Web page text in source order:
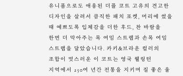
유니폼으로도 애용된 더플 코트 고유의 견고한
디자인을 살려서 큼직한 패치 포켓, 머리에 썼을
때 예쁘도록 입체감을 더한 후드, 찬 바람을
한번 더 막아주는 목 여밈 스트랩과 손목 여밈
스트랩을 달았습니다. 카키&브라운 컬러의
조합이 멋스러운 이 코트는 영국 웰링턴
지역에서 250여 년간 전통을 지키며 질 좋은 울